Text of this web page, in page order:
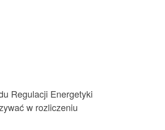
Regulacji Energetyki
w rozliczeniu